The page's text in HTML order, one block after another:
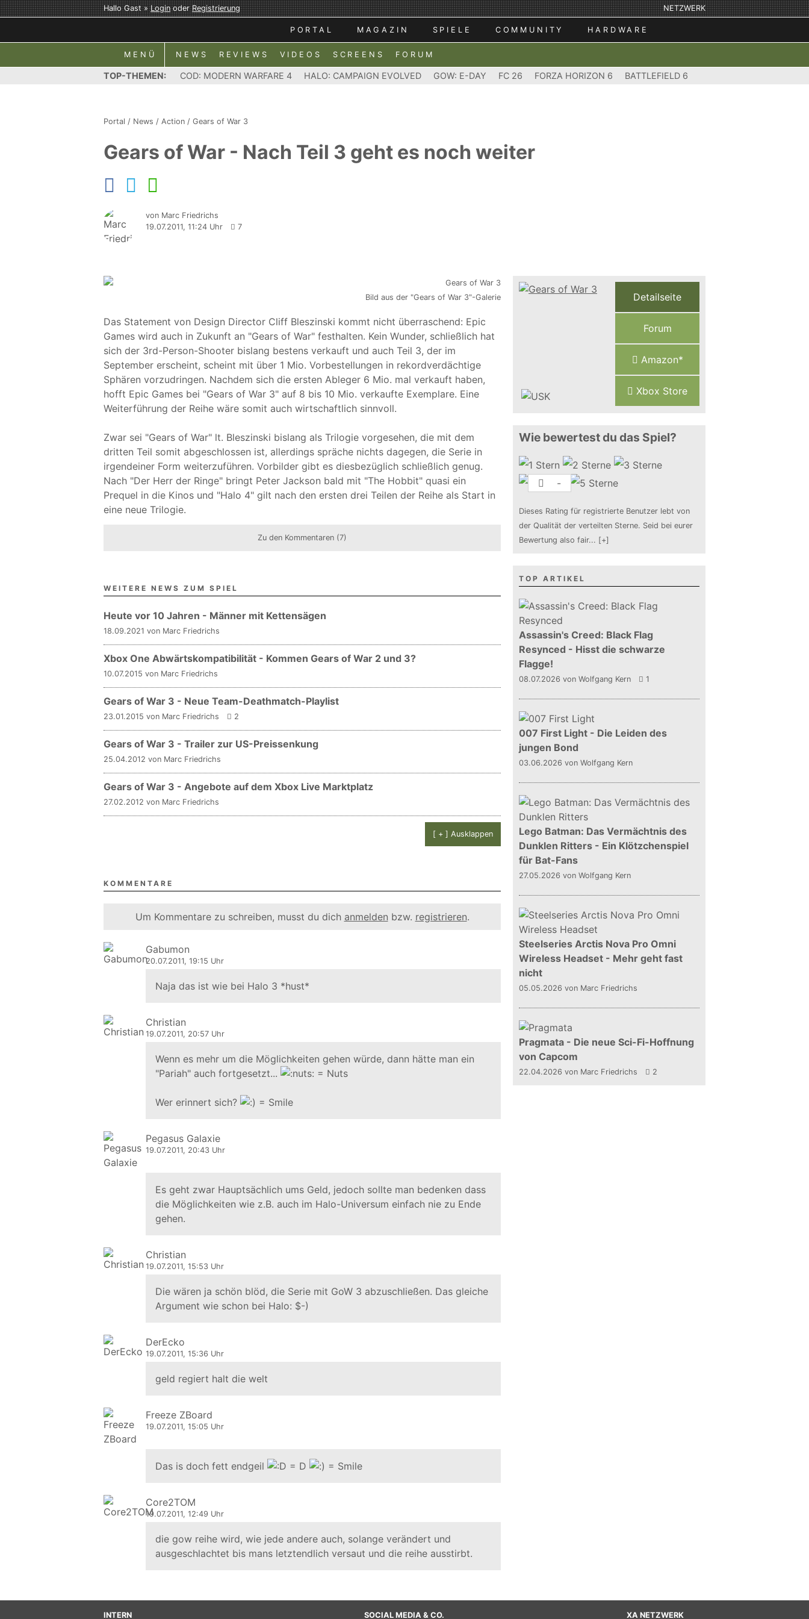
Hallo Gast »LoginoderRegistrierung NETZWERK
PORTAL MAGAZIN SPIELE COMMUNITY HARDWARE
MENÜ NEWS REVIEWS VIDEOS SCREENS FORUM
TOP-THEMEN: COD: MODERN WARFARE 4 HALO: CAMPAIGN EVOLVED GOW: E-DAY FC 26 FORZA HORIZON 6 BATTLEFIELD 6
Portal / News / Action / Gears of War 3
Gears of War - Nach Teil 3 geht es noch weiter
von Marc Friedrichs
19.07.2011, 11:24 Uhr
7
Bild aus der "Gears of War 3"-Galerie
Das Statement von Design Director Cliff Bleszinski kommt nicht überraschend: Epic
Games wird auch in Zukunft an "Gears of War" festhalten. Kein Wunder, schließlich hat
sich der 3rd-Person-Shooter bislang bestens verkauft und auch Teil 3, der im
September erscheint, scheint mit über 1 Mio. Vorbestellungen in rekordverdächtige
Sphären vorzudringen. Nachdem sich die ersten Ableger 6 Mio. mal verkauft haben,
hofft Epic Games bei "Gears of War 3" auf 8 bis 10 Mio. verkaufte Exemplare. Eine
Weiterführung der Reihe wäre somit auch wirtschaftlich sinnvoll.
Zwar sei "Gears of War" lt. Bleszinski bislang als Trilogie vorgesehen, die mit dem
dritten Teil somit abgeschlossen ist, allerdings spräche nichts dagegen, die Serie in
irgendeiner Form weiterzuführen. Vorbilder gibt es diesbezüglich schließlich genug.
Nach "Der Herr der Ringe" bringt Peter Jackson bald mit "The Hobbit" quasi ein
Prequel in die Kinos und "Halo 4" gilt nach den ersten drei Teilen der Reihe als Start in
eine neue Trilogie.
Zu den Kommentaren (7)
WEITERE NEWS ZUM SPIEL
Heute vor 10 Jahren - Männer mit Kettensägen
18.09.2021 von Marc Friedrichs
Xbox One Abwärtskompatibilität - Kommen Gears of War 2 und 3?
10.07.2015 von Marc Friedrichs
Gears of War 3 - Neue Team-Deathmatch-Playlist
23.01.2015 von Marc Friedrichs 2
Gears of War 3 - Trailer zur US-Preissenkung
25.04.2012 von Marc Friedrichs
Gears of War 3 - Angebote auf dem Xbox Live Marktplatz
27.02.2012 von Marc Friedrichs
[ + ] Ausklappen
KOMMENTARE
Um Kommentare zu schreiben, musst du dich anmelden bzw. registrieren.
Gabumon
20.07.2011, 19:15 Uhr
Naja das ist wie bei Halo 3 *hust*
Christian
19.07.2011, 20:57 Uhr
Wenn es mehr um die Möglichkeiten gehen würde, dann hätte man ein
"Pariah" auch fortgesetzt...
Wer erinnert sich?
Pegasus Galaxie
19.07.2011, 20:43 Uhr
Es geht zwar Hauptsächlich ums Geld, jedoch sollte man bedenken dass
die Möglichkeiten wie z.B. auch im Halo-Universum einfach nie zu Ende
gehen.
Christian
19.07.2011, 15:53 Uhr
Die wären ja schön blöd, die Serie mit GoW 3 abzuschließen. Das gleiche
Argument wie schon bei Halo: $-)
DerEcko
19.07.2011, 15:36 Uhr
geld regiert halt die welt
Freeze ZBoard
19.07.2011, 15:05 Uhr
Das is doch fett endgeil
Core2TOM
19.07.2011, 12:49 Uhr
die gow reihe wird, wie jede andere auch, solange verändert und
ausgeschlachtet bis mans letztendlich versaut und die reihe ausstirbt.
Detailseite
Forum
Amazon*
Xbox Store
Wie bewertest du das Spiel?
-
Dieses Rating für registrierte Benutzer lebt von
der Qualität der verteilten Sterne. Seid bei eurer
Bewertung also fair... [+]
TOP ARTIKEL
Assassin's Creed: Black Flag
Resynced - Hisst die schwarze
Flagge!
08.07.2026 von Wolfgang Kern 1
007 First Light - Die Leiden des
jungen Bond
03.06.2026 von Wolfgang Kern
Lego Batman: Das Vermächtnis des
Dunklen Ritters - Ein Klötzchenspiel
für Bat-Fans
27.05.2026 von Wolfgang Kern
Steelseries Arctis Nova Pro Omni
Wireless Headset - Mehr geht fast
nicht
05.05.2026 von Marc Friedrichs
Pragmata - Die neue Sci-Fi-Hoffnung
von Capcom
22.04.2026 von Marc Friedrichs 2
INTERN SOCIAL MEDIA & CO. XA NETZWERK